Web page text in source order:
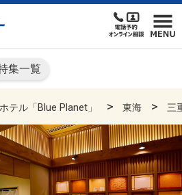
集一覧
テル「Blue Planet」 東海 三